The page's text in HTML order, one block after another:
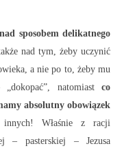
nad sposobem delikatnego
nad tym, żeby uczynić
a nie po to, żeby mu
natomiastco
absolutny obowiązek
innych! Właśnie z racji
– pasterskiej – Jezusa